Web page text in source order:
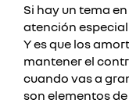
Si hay un tema
atención especial
Y es que los
mantener el
cuando vas a
son elementos